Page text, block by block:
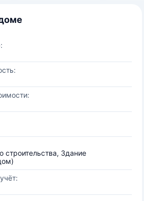
строительства, Здание